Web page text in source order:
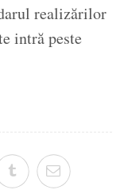
realizărilor
intră peste